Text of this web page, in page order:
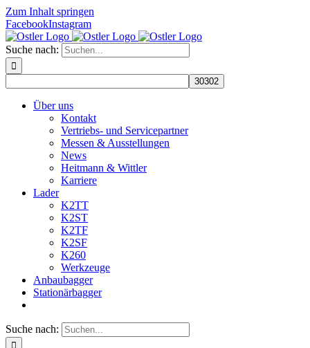
Zum Inhalt springen
FacebookInstagram
Suche nach:
Über uns
Kontakt
Vertriebs- und Servicepartner
Messen & Ausstellungen
News
Heitmann & Wittler
Karriere
Lader
K2TT
K2ST
K2TF
K2SF
K260
Werkzeuge
Anbaubagger
Stationärbagger
Suche nach: